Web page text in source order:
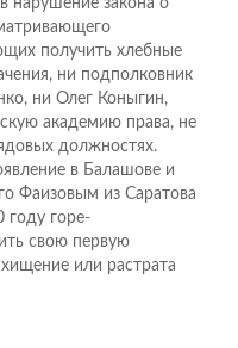
получить хлебные
ни подполковник
ни Олег Коныгин,
академию права, не
должностях.
в Балашове и
Фаизовым из Саратова
году горе-
свою первую
или растрата